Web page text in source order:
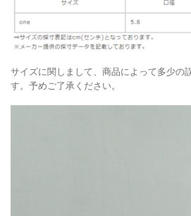
サイズに関しまして、商品によって多少の
す。予めご了承ください。